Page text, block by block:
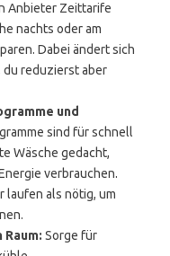
Anbieter Zeittarife
nachts oder am
Dabei ändert sich
du reduzierst aber
und
sind für schnell
Wäsche gedacht,
verbrauchen.
laufen als nötig, um
Sorge für